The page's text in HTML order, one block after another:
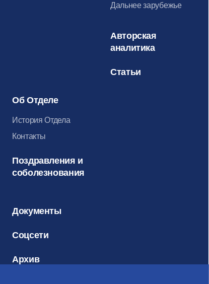
Дальнее зарубежье
Авторская
аналитика
Статьи
Об Отделе
История Отдела
Контакты
Поздравления и
соболезнования
Документы
Соцсети
Архив